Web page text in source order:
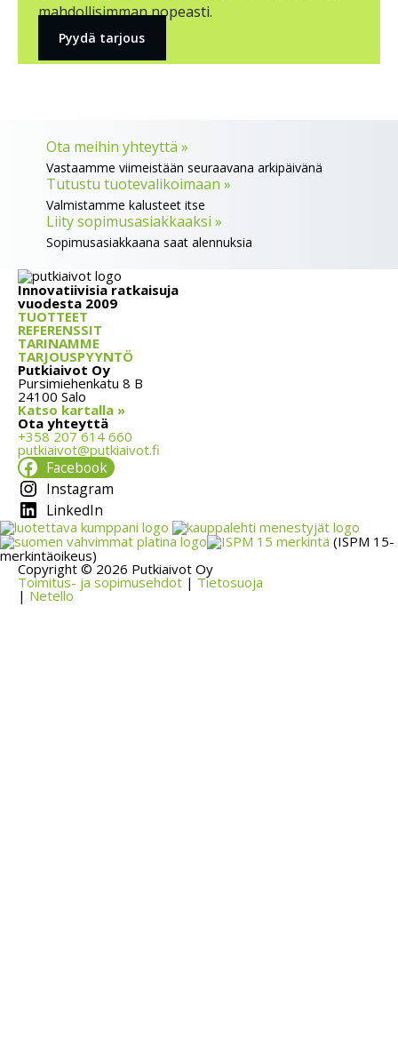
mahdollisimman nopeasti.
Pyydä tarjous
Ota meihin yhteyttä »
Vastaamme viimeistään seuraavana arkipäivänä
Tutustu tuotevalikoimaan »
Valmistamme kalusteet itse
Liity sopimusasiakkaaksi »
Sopimusasiakkaana saat alennuksia
Innovatiivisia ratkaisuja
vuodesta 2009
TUOTTEET
REFERENSSIT
TARINAMME
TARJOUSPYYNTÖ
Putkiaivot Oy
Pursimiehenkatu 8 B
24100 Salo
Katso kartalla »
Ota yhteyttä
+358 207 614 660
putkiaivot@putkiaivot.fi
Facebook
Instagram
LinkedIn
(ISPM 15-
merkintäoikeus)
Copyright © 2026 Putkiaivot Oy
Toimitus- ja sopimusehdot | Tietosuoja
| Netello